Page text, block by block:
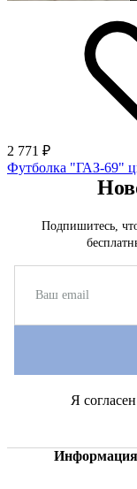
2 771 ₽
Футболка "ГАЗ-69"
Информация
Подпишитесь,
Я согласен